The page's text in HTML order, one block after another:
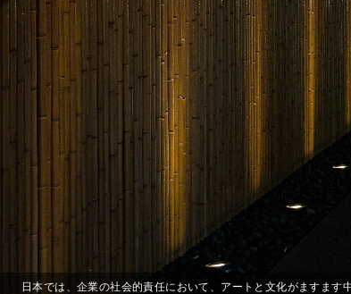
日本では、企業の社会的責任において、アートと文化がますます